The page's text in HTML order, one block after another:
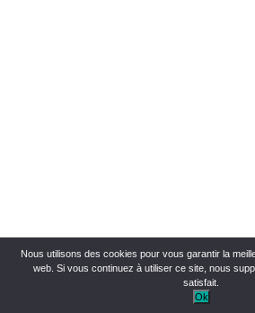
Nous utilisons des cookies pour vous garantir la
web. Si vous continuez à utiliser ce site, nous
satisfait.
Ok